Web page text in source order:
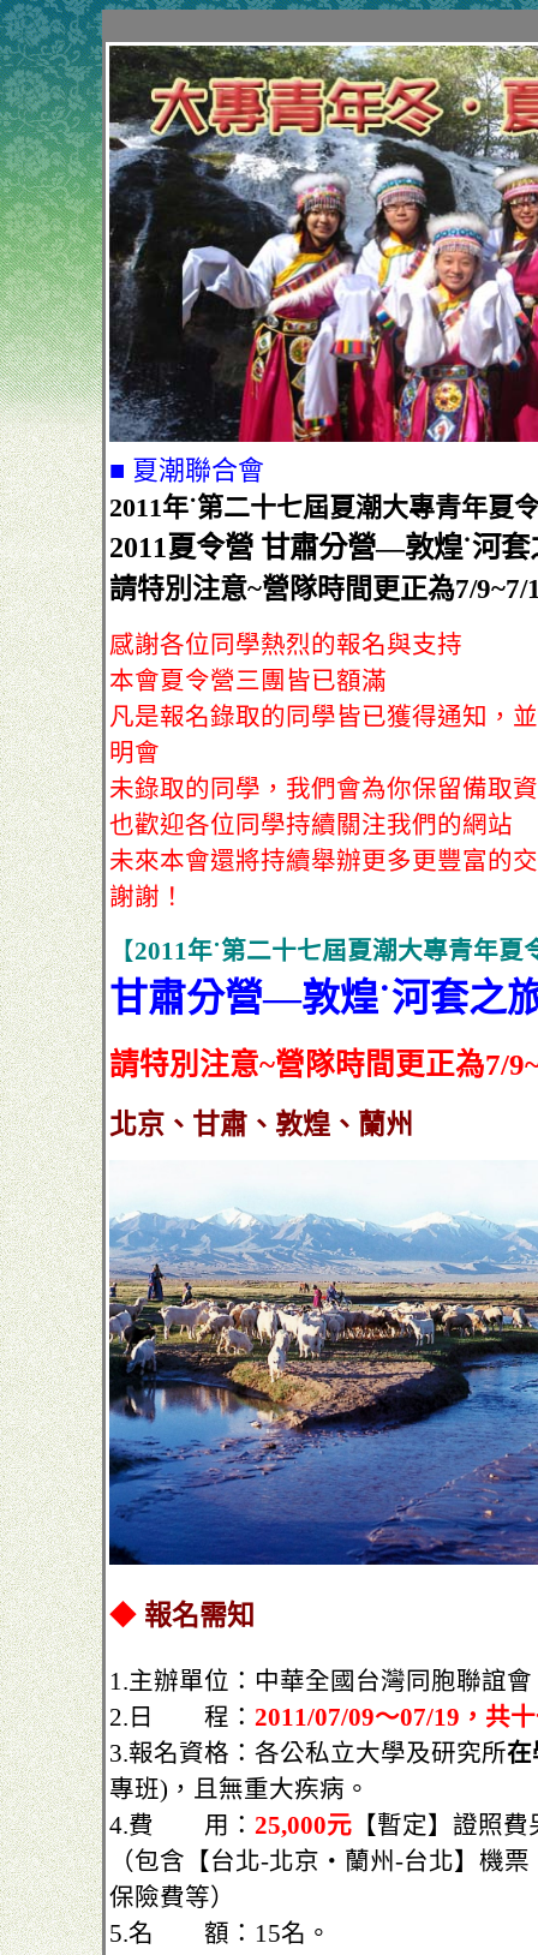
■ 夏潮聯合會
2011年˙第二十七屆夏潮大專青年夏
2011夏令營 甘肅分營—敦煌˙河
請特別注意~營隊時間更正為7/9~7/
感謝各位同學熱烈的報名與支持
本會夏令營三團皆已額滿
凡是報名錄取的同學皆已獲得通知，
明會
未錄取的同學，我們會為你保留備取
也歡迎各位同學持續關注我們的網站
未來本會還將持續舉辦更多更豐富的
謝謝！
【2011年˙第二十七屆夏潮大專青年夏
甘肅分營—敦煌˙河套之
請特別注意~營隊時間更正為7/
北京、甘肅、敦煌、蘭州
◆ 報名需知
1.主辦單位：中華全國台灣同胞聯誼
2.日 程： 2011/07/09～07/19，共
3.報名資格：各公私立大學及研究所
專班)，且無重大疾病。
4.費 用： 25,000元 【暫定】證照
（包含【台北-北京‧蘭州-台北】機
保險費等）
5.名 額：15名。